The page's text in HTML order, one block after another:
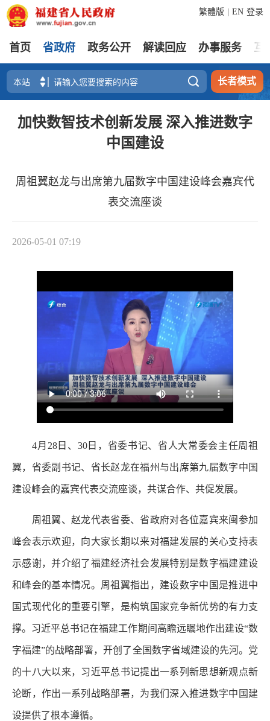
登录
繁體版 EN
首页 省政府 政务公开 解读回应 办事服务 互
 长者模式
加快数智技术创新发展 深入推进数字
中国建设
周祖翼赵龙与出席第九届数字中国建设峰会嘉宾代
表交流座谈
2026-05-01 07:19
4月28日、30日，省委书记、省人大常委会主任周祖
翼，省委副书记、省长赵龙在福州与出席第九届数字中国
建设峰会的嘉宾代表交流座谈，共谋合作、共促发展。
周祖翼、赵龙代表省委、省政府对各位嘉宾来闽参加
峰会表示欢迎，向大家长期以来对福建发展的关心支持表
示感谢，并介绍了福建经济社会发展特别是数字福建建设
和峰会的基本情况。周祖翼指出，建设数字中国是推进中
国式现代化的重要引擎，是构筑国家竞争新优势的有力支
撑。习近平总书记在福建工作期间高瞻远瞩地作出建设“数
字福建”的战略部署，开创了全国数字省域建设的先河。党
的十八大以来，习近平总书记提出一系列新思想新观点新
论断，作出一系列战略部署，为我们深入推进数字中国建
设提供了根本遵循。